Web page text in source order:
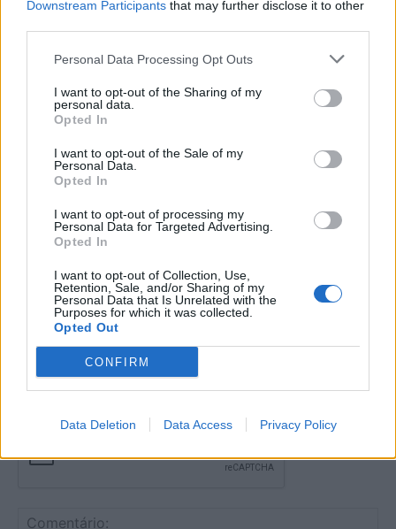
Downstream Participants that may further disclose it to other
Personal Data Processing Opt Outs
I want to opt-out of the Sharing of my
personal data.
Opted In
I want to opt-out of the Sale of my
Personal Data.
Opted In
I want to opt-out of processing my
Personal Data for Targeted Advertising.
Opted In
I want to opt-out of Collection, Use,
Retention, Sale, and/or Sharing of my
Personal Data that Is Unrelated with the
Purposes for which it was collected.
Opted Out
CONFIRM
Data Deletion Data Access Privacy Policy
A Costa de Caparica, nas mãos dos Espanhóis, não
queiram saber. Vejam a Costa deles do Norte
ao Sul virada para o Mediterrâneo !!
DEIXE UM COMENTÁRIO
Guardar o meu nome, email e website neste browser para